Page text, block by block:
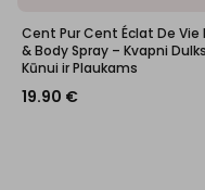
Cent Pur Cent Éclat De Vie
& Body Spray – Kvapni
Kūnui ir Plaukams
19.90 €